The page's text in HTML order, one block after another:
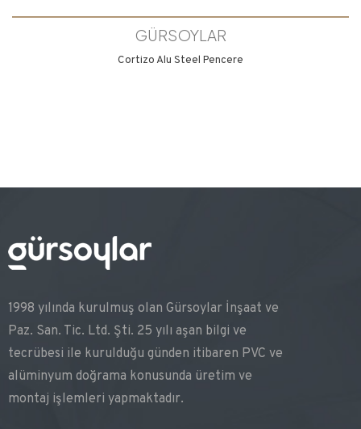
GÜRSOYLAR
Cortizo Alu Steel Pencere
1998 yılında kurulmuş olan Gürsoylar İnşaat ve
Paz. San. Tic. Ltd. Şti. 25 yılı aşan bilgi ve
tecrübesi ile kurulduğu günden itibaren PVC ve
alüminyum doğrama konusunda üretim ve
montaj işlemleri yapmaktadır.